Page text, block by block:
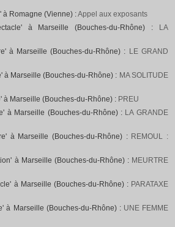
à Romagne (Vienne) :Appel aux exposants
à Marseille (Bouches-du-Rhône) :
LA
à Marseille (Bouches-du-Rhône) : LE GRAND
à Marseille (Bouches-du-Rhône) : MA SOLITUDE
à Marseille (Bouches-du-Rhône) : PREU
à Marseille (Bouches-du-Rhône) : LA GRANDE
à Marseille (Bouches-du-Rhône) : REMOUL :
à Marseille (Bouches-du-Rhône) : MEURTRE
à Marseille (Bouches-du-Rhône) : PARATAXE
à Marseille (Bouches-du-Rhône) : UNE FEMME